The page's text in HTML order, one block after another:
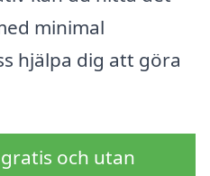
minimal
hjälpa dig att göra
och utan